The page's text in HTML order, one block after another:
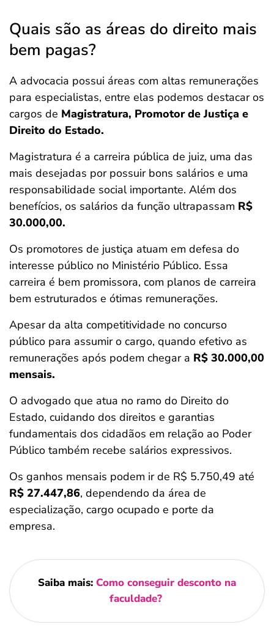
Quais são as áreas do direito mais
bem pagas?
A advocacia possui áreas com altas remunerações
para especialistas, entre elas podemos destacar os
cargos de Magistratura, Promotor de Justiça e
Direito do Estado.
Magistratura é a carreira pública de juiz, uma das
mais desejadas por possuir bons salários e uma
responsabilidade social importante. Além dos
benefícios, os salários da função ultrapassam R$
30.000,00.
Os promotores de justiça atuam em defesa do
interesse público no Ministério Público. Essa
carreira é bem promissora, com planos de carreira
bem estruturados e ótimas remunerações.
Apesar da alta competitividade no concurso
público para assumir o cargo, quando efetivo as
remunerações após podem chegar a R$ 30.000,00
mensais.
O advogado que atua no ramo do Direito do
Estado, cuidando dos direitos e garantias
fundamentais dos cidadãos em relação ao Poder
Público também recebe salários expressivos.
Os ganhos mensais podem ir de R$ 5.750,49 até
R$ 27.447,86, dependendo da área de
especialização, cargo ocupado e porte da
empresa.
Saiba mais: Como conseguir desconto na
faculdade?